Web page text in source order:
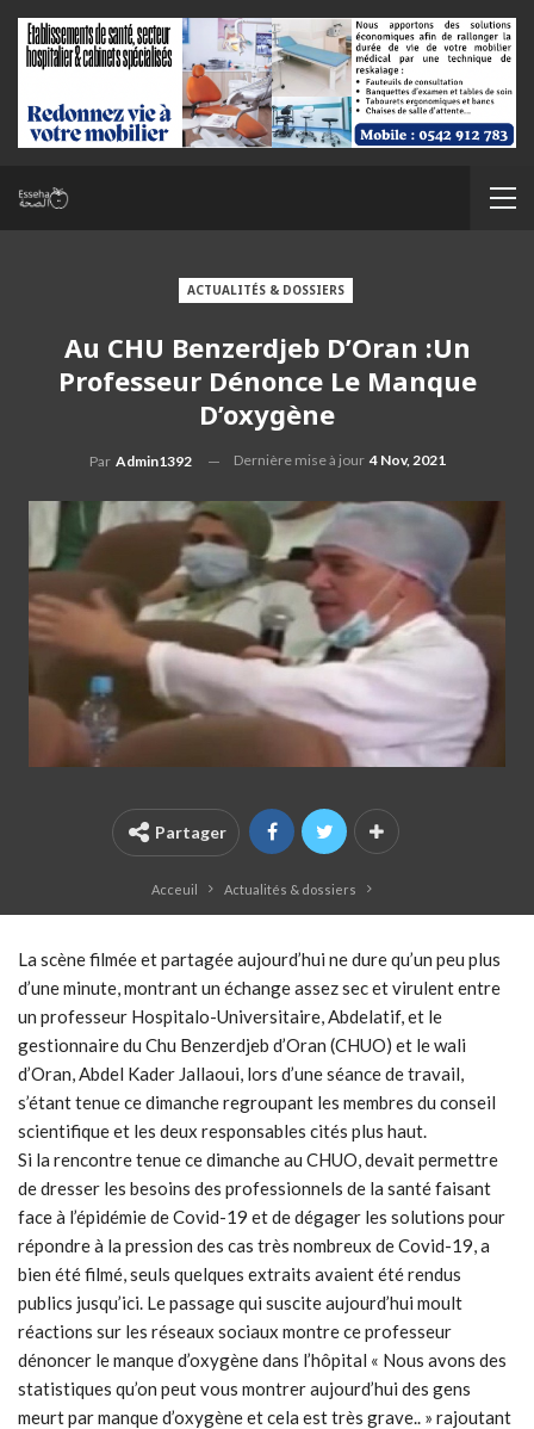
ACTUALITÉS & DOSSIERS
Au CHU Benzerdjeb D’Oran :Un
Professeur Dénonce Le Manque
D’oxygène
Par Admin1392 Dernière mise à jour 4 Nov, 2021
Partager
Acceuil Actualités & dossiers
La scène filmée et partagée aujourd’hui ne dure qu’un peu plus
d’une minute, montrant un échange assez sec et virulent entre
un professeur Hospitalo-Universitaire, Abdelatif, et le
gestionnaire du Chu Benzerdjeb d’Oran (CHUO) et le wali
d’Oran, Abdel Kader Jallaoui, lors d’une séance de travail,
s’étant tenue ce dimanche regroupant les membres du conseil
scientifique et les deux responsables cités plus haut.
Si la rencontre tenue ce dimanche au CHUO, devait permettre
de dresser les besoins des professionnels de la santé faisant
face à l’épidémie de Covid-19 et de dégager les solutions pour
répondre à la pression des cas très nombreux de Covid-19, a
bien été filmé, seuls quelques extraits avaient été rendus
publics jusqu’ici. Le passage qui suscite aujourd’hui moult
réactions sur les réseaux sociaux montre ce professeur
dénoncer le manque d’oxygène dans l’hôpital « Nous avons des
statistiques qu’on peut vous montrer aujourd’hui des gens
meurt par manque d’oxygène et cela est très grave.. » rajoutant